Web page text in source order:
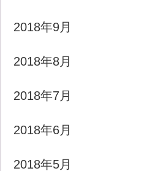
2018年9月
2018年8月
2018年7月
2018年6月
2018年5月